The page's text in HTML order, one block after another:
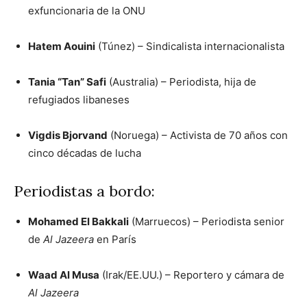
exfuncionaria de la ONU
Hatem Aouini (Túnez) – Sindicalista internacionalista
Tania “Tan” Safi (Australia) – Periodista, hija de
refugiados libaneses
Vigdis Bjorvand (Noruega) – Activista de 70 años con
cinco décadas de lucha
Periodistas a bordo:
Mohamed El Bakkali (Marruecos) – Periodista senior
de Al Jazeera en París
Waad Al Musa (Irak/EE.UU.) – Reportero y cámara de
Al Jazeera